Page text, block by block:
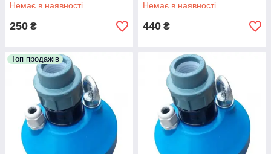
Немає в наявності
250 ₴
Немає в наявності
440 ₴
Топ продажів